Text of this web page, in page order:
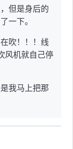
但是身后的
一下。
吹！！！线
风机就自己停
我马上把那